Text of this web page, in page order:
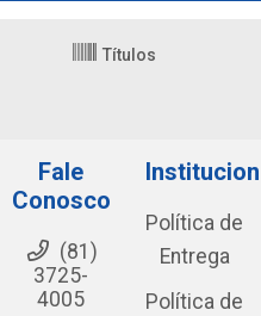
Títulos
Fale
Conosco
(81)
3725-
4005
Política de
Entrega
Política de